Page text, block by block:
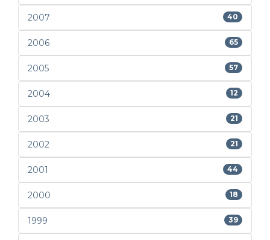
2007 40
2006 65
2005 57
2004 12
2003 21
2002 21
2001 44
2000 18
1999 39